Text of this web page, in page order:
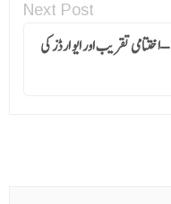
Next Post
دوارکا میں یشو بھومی میں منعقد ’یشوتسو 2026 – اختتامی تقریب اور ایو ارڈز کی